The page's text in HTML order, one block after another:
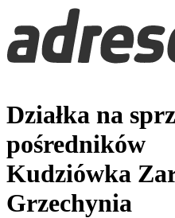
Działka na
pośredników
Kudziówka
Grzechynia